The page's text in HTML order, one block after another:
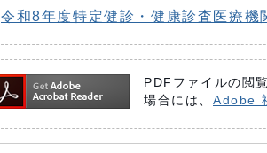
令和8年度特定健診・健康診査医療
PDFファイルの閲
場合には、 Adobe